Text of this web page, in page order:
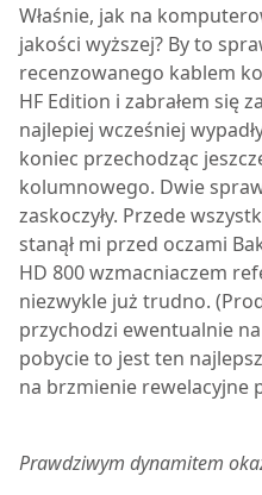
Właśnie, jak na
jakości wyższej? By to
recenzowanego kablem
HF Edition i zabrałem się
najlepiej wcześniej
koniec przechodząc
kolumnowego. Dwie
zaskoczyły. Przede
stanął mi przed oczami
HD 800 wzmacniaczem
niezwykle już trudno.
przychodzi ewentualnie
pobycie to jest ten
na brzmienie rewelacyjne
Prawdziwym dynamitem